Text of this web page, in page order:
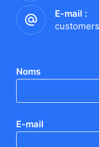
E-mail :
Noms
E-mail